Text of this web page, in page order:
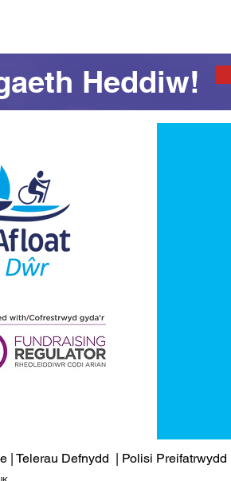
Heddiw!
| Telerau Defnydd | Polisi Preifatrwydd